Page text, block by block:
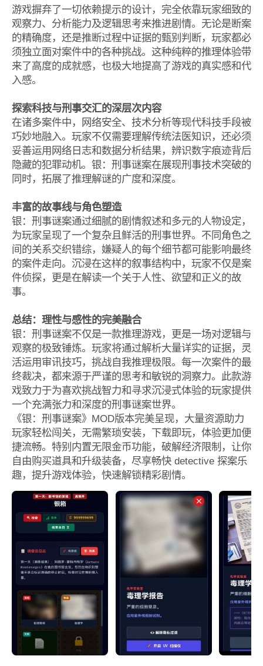
游戏摒弃了一切依赖提示的设计，完全依靠玩家细致的
观察力、分析能力及逻辑思考来推进剧情。无论是断案
的精确度，还是推断过程中证据的甄别判断，玩家都必
须独立面对案件中的各种挑战。这种纯粹的推理体验带
来了高度的成就感，也极大地提高了游戏的真实感和代
入感。
探索科技与刑事交汇的深层次内容
在诸多案件中，网络安全、技术分析等现代科技手段被
巧妙地融入。玩家不仅需要理解传统法医知识，还必须
妥善运用网络日志和数据分析结果，辨识数字痕迹背后
隐藏的犯罪动机。银：刑事谜案在展现刑事技术突破的
同时，拓展了推理解谜的广度和深度。
丰富的故事线与角色塑造
银：刑事谜案通过细腻的剧情叙述和多元的人物设定，
为玩家呈现了一个复杂且鲜活的刑事世界。不同角色之
间的关系交织错综，嫌疑人的每个细节都可能影响最终
的案件走向。沉浸在这样的叙事结构中，玩家不仅是案
件侦探，更是在解读一个关于人性、欲望和正义的故
事。
总结：理性与感性的完美融合
银：刑事谜案不仅是一款推理游戏，更是一场对逻辑与
观察的极致锤炼。玩家将通过解析大量详实的证据，灵
活运用审讯技巧，挑战自我推理极限。每一次案件的最
终裁决，都来源于严谨的思考和敏锐的洞察力。此款游
戏致力于为喜欢挑战智力和寻求沉浸式体验的玩家提供
一个充满张力和深度的刑事谜案世界。
《银：刑事谜案》MOD版本完美呈现，大量资源助力
玩家轻松闯关，无需繁琐安装，下载即玩，体验更加便
捷流畅。特别内置无限金币功能，破解经济限制，让你
自由购买道具和升级装备，尽享畅快 detective 探案乐
趣，提升游戏体验，快速解锁精彩剧情。